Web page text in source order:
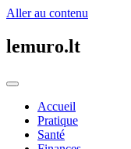
Aller au contenu
lemuro.lt
Accueil
Pratique
Santé